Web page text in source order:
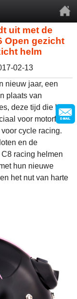
uit met de
Open gezicht
helm
02-13
nieuw jaar, een
plaats van
deze tijd die het
voor motorfiets
cycle racing.
en de
C8 racing helmen
hun nieuwe
het nut van harte